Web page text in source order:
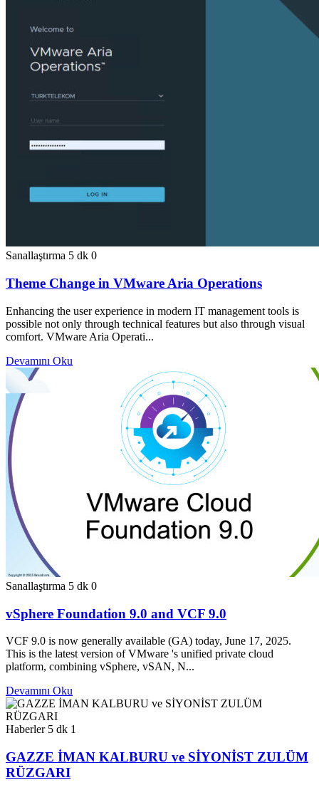
Sanallaştırma 5 dk 0
Theme Change in VMware Aria Operations
Enhancing the user experience in modern IT management tools is
possible not only through technical features but also through visual
comfort. VMware Aria Operati...
Devamını Oku
Sanallaştırma 5 dk 0
vSphere Foundation 9.0 and VCF 9.0
VCF 9.0 is now generally available (GA) today, June 17, 2025.
This is the latest version of VMware 's unified private cloud
platform, combining vSphere, vSAN, N...
Devamını Oku
Haberler 5 dk 1
GAZZE İMAN KALBURU ve SİYONİST ZULÜM
RÜZGARI